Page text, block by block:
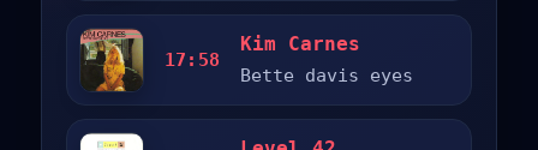
17:58
Kim Carnes
Bette davis eyes